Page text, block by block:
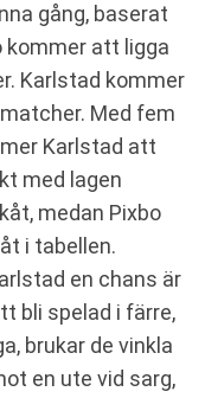
gång, baserat
kommer att ligga
Karlstad kommer
Med fem
Karlstad att
med lagen
medan Pixbo
i tabellen.
en chans är
bli spelad i färre,
brukar de vinkla
en ute vid sarg,